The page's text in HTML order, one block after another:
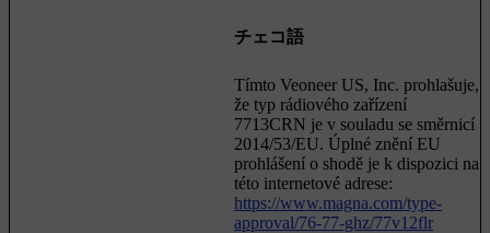
チェコ語
Tímto Veoneer US, Inc. prohlašuje,
že typ rádiového zařízení
7713CRN je v souladu se směrnicí
2014/53/EU. Úplné znění EU
prohlášení o shodě je k dispozici na
této internetové adrese:
https://www.magna.com/type-
approval/76-77-ghz/77v12flr